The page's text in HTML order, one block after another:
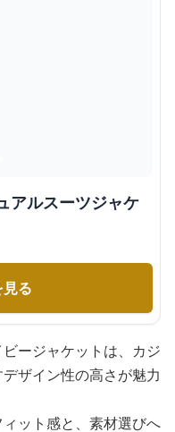
る
ージャケットは、カジ
ザイン性の高さが魅力
ット感と、素材選びへ